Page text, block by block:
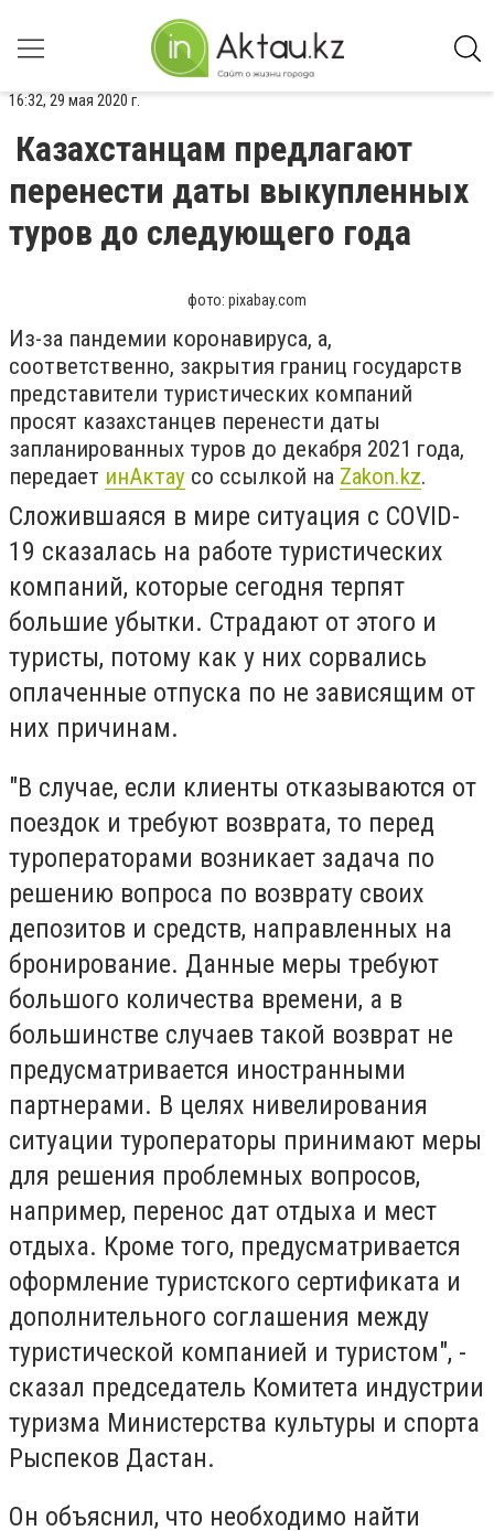
16:32, 29 мая 2020 г.
Казахстанцам предлагают
перенести даты выкупленных
туров до следующего года
фото: pixabay.com
Из-за пандемии коронавируса, а,
соответственно, закрытия границ государств
представители туристических компаний
просят казахстанцев перенести даты
запланированных туров до декабря 2021 года,
передает инАктау со ссылкой на Zakon.kz.
Сложившаяся в мире ситуация с COVID-
19 сказалась на работе туристических
компаний, которые сегодня терпят
большие убытки. Страдают от этого и
туристы, потому как у них сорвались
оплаченные отпуска по не зависящим от
них причинам.
"В случае, если клиенты отказываются от
поездок и требуют возврата, то перед
туроператорами возникает задача по
решению вопроса по возврату своих
депозитов и средств, направленных на
бронирование. Данные меры требуют
большого количества времени, а в
большинстве случаев такой возврат не
предусматривается иностранными
партнерами. В целях нивелирования
ситуации туроператоры принимают меры
для решения проблемных вопросов,
например, перенос дат отдыха и мест
отдыха. Кроме того, предусматривается
оформление туристского сертификата и
дополнительного соглашения между
туристической компанией и туристом", -
сказал председатель Комитета индустрии
туризма Министерства культуры и спорта
Рыспеков Дастан.
Он объяснил, что необходимо найти